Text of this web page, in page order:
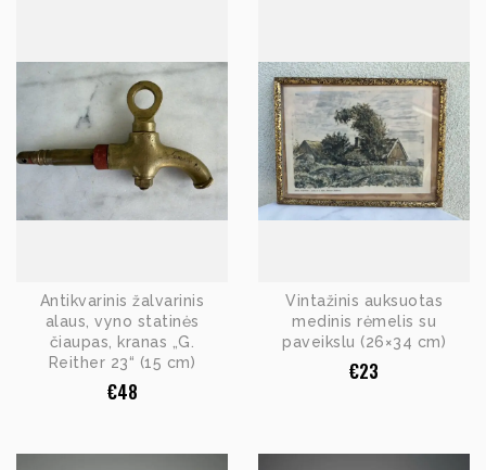
Antikvarinis žalvarinis
alaus, vyno statinės
čiaupas, kranas „G.
Reither 23“ (15 cm)
€48
Vintažinis auksuotas
medinis rėmelis su
paveikslu (26×34 cm)
€23